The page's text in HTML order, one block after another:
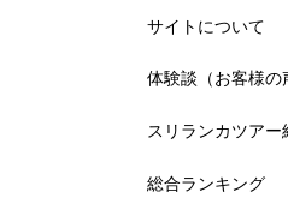
サイトについて
体験談（お客様の
スリランカツアー
総合ランキング